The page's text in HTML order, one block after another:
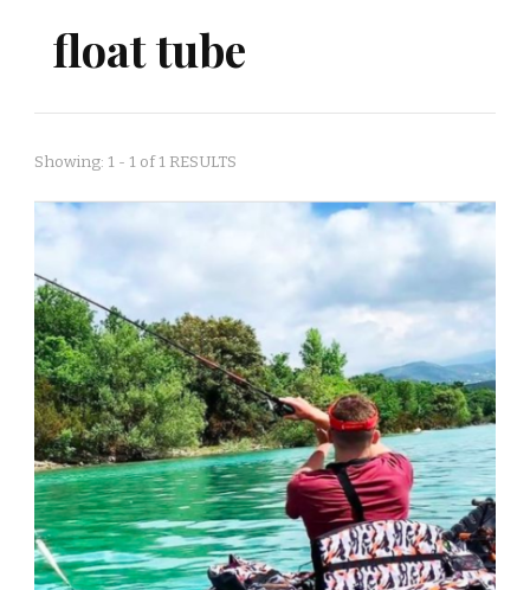
float tube
Showing: 1 - 1 of 1 RESULTS